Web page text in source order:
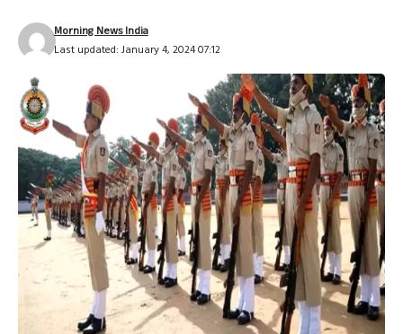
Last updated: January 4, 2024 07:12
Morning News India